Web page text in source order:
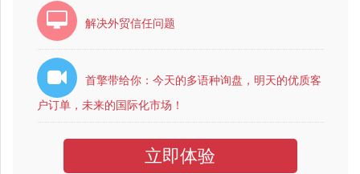
解决外贸信任问题
首擎带给你：今天的多语种询盘，明天的优质客
户订单，未来的国际化市场！
立即体验